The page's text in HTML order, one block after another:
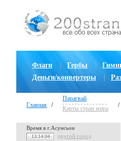
Флаги Гербы
Деньги/конвертеры
Главная /
Парагвай
Карты стран мира
/
Время в г.Асунсьон
13:14:05 другой город